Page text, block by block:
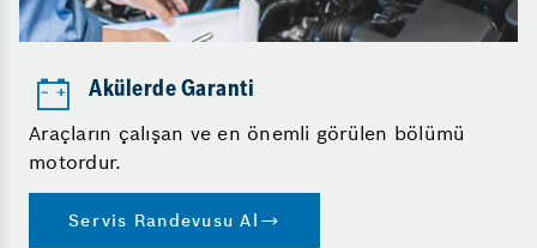
Akülerde Garanti
Araçların çalışan ve en önemli görülen bölümü
motordur.
Servis Randevusu Al